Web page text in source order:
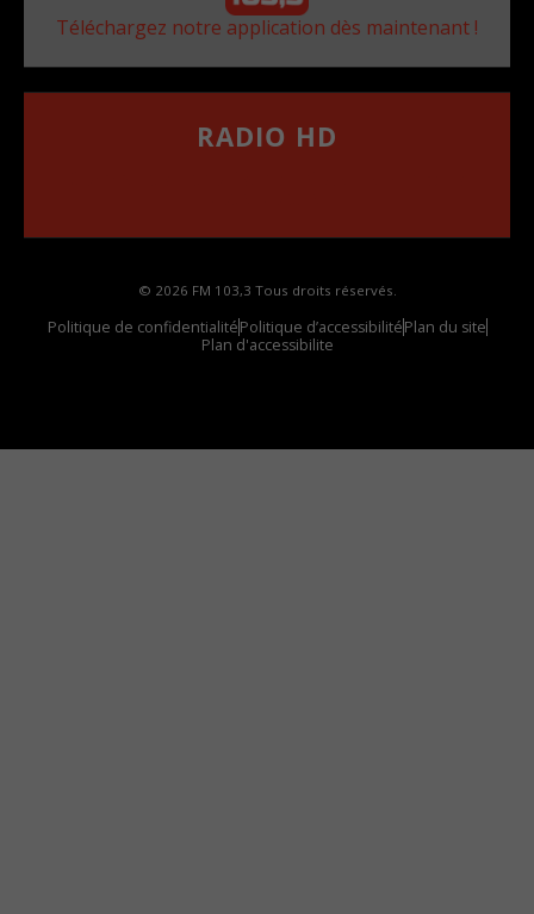
Téléchargez notre application dès maintenant !
RADIO HD
© 2026 FM 103,3 Tous droits réservés.
Politique de confidentialitéPolitique d’accessibilitéPlan du site
Plan d'accessibilite